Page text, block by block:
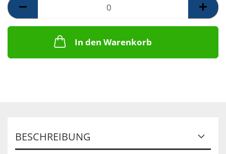
In den Warenkorb
BESCHREIBUNG